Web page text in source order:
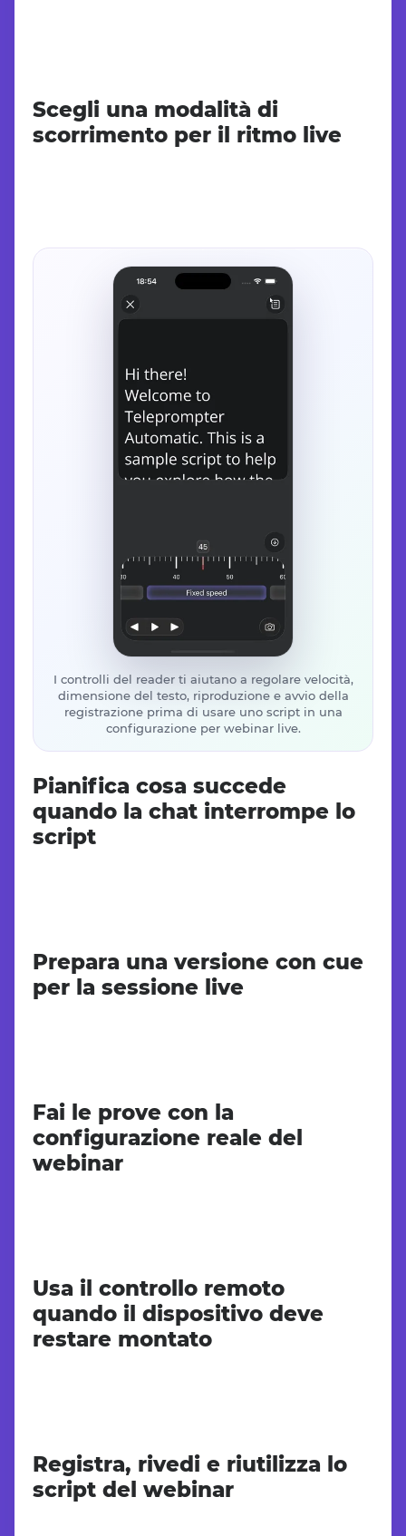
Scegli una modalità di
scorrimento per il ritmo live
I controlli del reader ti aiutano a regolare velocità,
dimensione del testo, riproduzione e avvio della
registrazione prima di usare uno script in una
configurazione per webinar live.
Pianifica cosa succede
quando la chat interrompe lo
script
Prepara una versione con cue
per la sessione live
Fai le prove con la
configurazione reale del
webinar
Usa il controllo remoto
quando il dispositivo deve
restare montato
Registra, rivedi e riutilizza lo
script del webinar